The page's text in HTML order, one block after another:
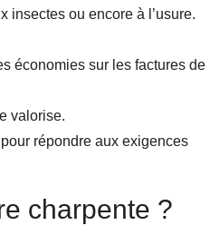
insectes ou encore à l’usure.
économies sur les factures de
valorise.
répondre aux exigences
charpente ?